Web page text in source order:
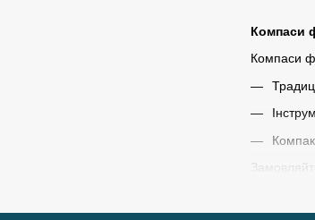
Компаси
Компаси